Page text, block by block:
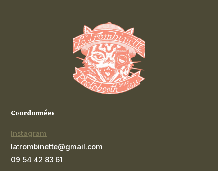
Coordonnées
Instagram
latrombinette@gmail.com
09 54 42 83 61